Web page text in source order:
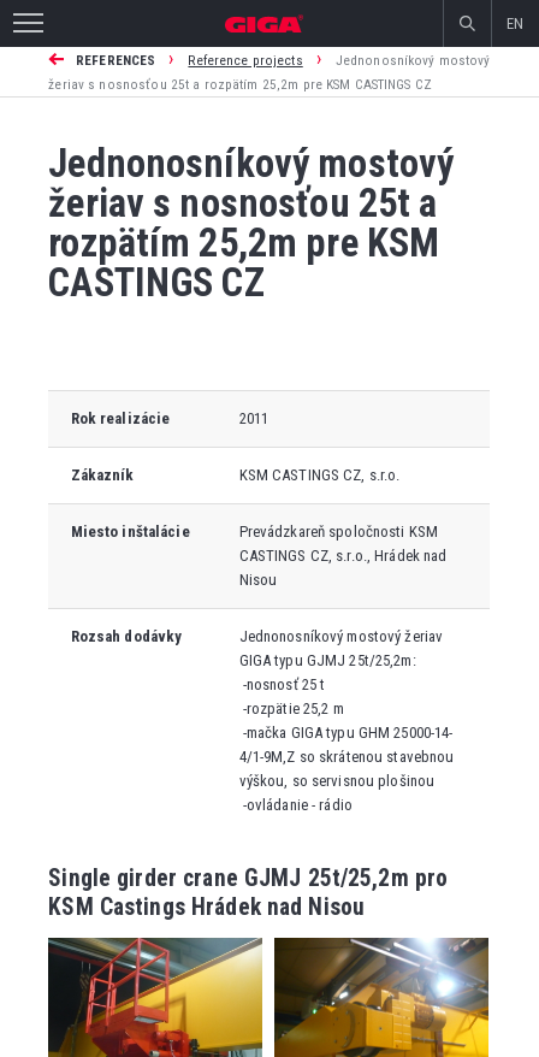
EN
REFERENCES › Reference projects ›
Jednonosníkový mostový
žeriav s nosnosťou 25t a rozpätím 25,2m pre KSM CASTINGS CZ
Jednonosníkový mostový
žeriav s nosnosťou 25t a
rozpätím 25,2m pre KSM
CASTINGS CZ
Rok realizácie 2011
Zákazník KSM CASTINGS CZ, s.r.o.
Miesto inštalácie Prevádzkareň spoločnosti KSM
CASTINGS CZ, s.r.o., Hrádek nad
Nisou
Rozsah dodávky
Jednonosníkový mostový žeriav
GIGA typu GJMJ 25t/25,2m:
-nosnosť 25 t
-rozpätie 25,2 m
-mačka GIGA typu GHM 25000-14-
4/1-9M,Z so skrátenou stavebnou
výškou, so servisnou plošinou
-ovládanie - rádio
Single girder crane GJMJ 25t/25,2m pro
KSM Castings Hrádek nad Nisou